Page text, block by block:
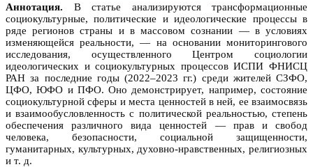
Аннотация. В статье анализируются трансформационные
социокультурные, политические и идеологические процессы в
ряде регионов страны и в массовом сознании — в условиях
изменяющейся реальности, — на основании мониторингового
исследования, осуществленного Центром социологии
идеологических и социокультурных процессов ИСПИ ФНИСЦ
РАН за последние годы (2022–2023 гг.) среди жителей СЗФО,
ЦФО, ЮФО и ПФО. Оно демонстрирует, например, состояние
социокультурной сферы и места ценностей в ней, ее взаимосвязь
и взаимообусловленность с политической реальностью, степень
обеспечения различного вида ценностей — прав и свобод
человека, безопасности, социальной защищенности,
гуманитарных, культурных, духовно-нравственных, религиозных
и т. д.